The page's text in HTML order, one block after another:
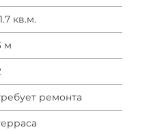
кв.м.
м
ремонта